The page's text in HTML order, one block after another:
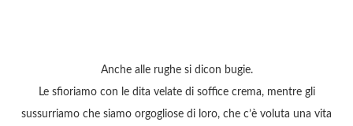
Anche alle rughe si dicon bugie.
Le sfioriamo con le dita velate di soffice crema, mentre gli
sussurriamo che siamo orgogliose di loro, che c’è voluta una vita